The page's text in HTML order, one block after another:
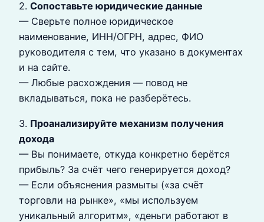
2. Сопоставьте юридические данные
— Сверьте полное юридическое
наименование, ИНН/ОГРН, адрес, ФИО
руководителя с тем, что указано в документах
и на сайте.
— Любые расхождения — повод не
вкладываться, пока не разберётесь.
3. Проанализируйте механизм получения
дохода
— Вы понимаете, откуда конкретно берётся
прибыль? За счёт чего генерируется доход?
— Если объяснения размыты («за счёт
торговли на рынке», «мы используем
уникальный алгоритм», «деньги работают в